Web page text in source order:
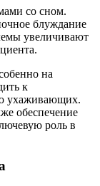
со сном.
блуждание
увеличивают
на
к
ухаживающих.
обеспечение
роль в